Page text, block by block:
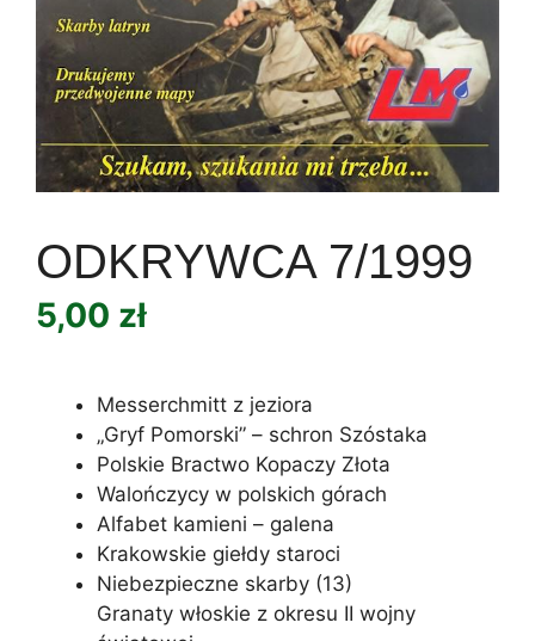
ODKRYWCA 7/1999
5,00 zł
Messerchmitt z jeziora
„Gryf Pomorski” – schron Szóstaka
Polskie Bractwo Kopaczy Złota
Walończycy w polskich górach
Alfabet kamieni – galena
Krakowskie giełdy staroci
Niebezpieczne skarby (13)
Granaty włoskie z okresu II wojny